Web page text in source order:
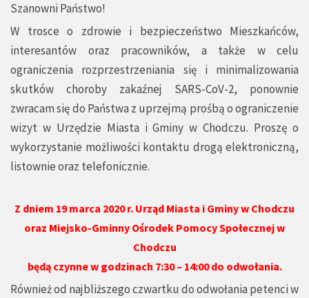
Szanowni Państwo!
W trosce o zdrowie i bezpieczeństwo Mieszkańców,
interesantów oraz pracowników, a także w celu
ograniczenia rozprzestrzeniania się i minimalizowania
skutków choroby zakaźnej SARS-CoV-2, ponownie
zwracam się do Państwa z uprzejmą prośbą o ograniczenie
wizyt w Urzędzie Miasta i Gminy w Chodczu. Proszę o
wykorzystanie możliwości kontaktu drogą elektroniczną,
listownie oraz telefonicznie.
Z dniem 19 marca 2020 r. Urząd Miasta i Gminy w Chodczu
oraz Miejsko-Gminny Ośrodek Pomocy Społecznej w
Chodczu
będą czynne w godzinach 7:30 – 14:00 do odwołania.
Również od najbliższego czwartku do odwołania petenci w